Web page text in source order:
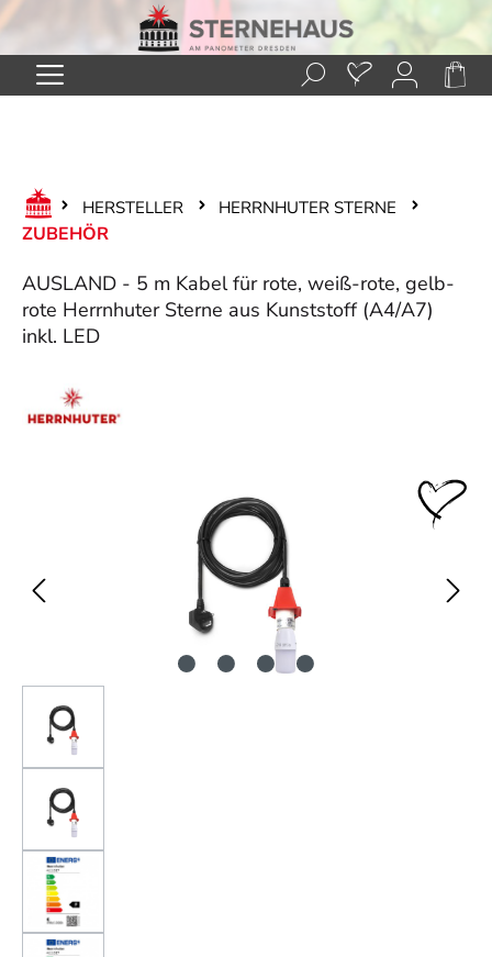
Zum Hauptinhalt springen
HERSTELLER HERRNHUTER STERNE
ZUBEHÖR
AUSLAND - 5 m Kabel für rote, weiß-rote, gelb-
rote Herrnhuter Sterne aus Kunststoff (A4/A7)
inkl. LED